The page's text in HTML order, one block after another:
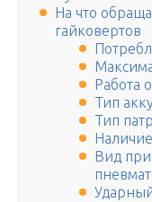
На что
гайковертов
Работа
Тип
Тип
Вид